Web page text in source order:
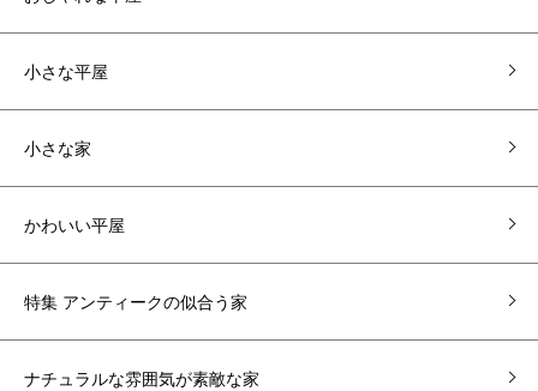
小さな平屋
小さな家
かわいい平屋
特集 アンティークの似合う家
ナチュラルな雰囲気が素敵な家